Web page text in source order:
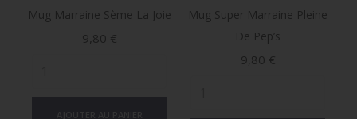
Mug Marraine Sème La Joie
Prix
9,80 €
Mug Super Marraine Pleine
De Pep’s
Prix
9,80 €